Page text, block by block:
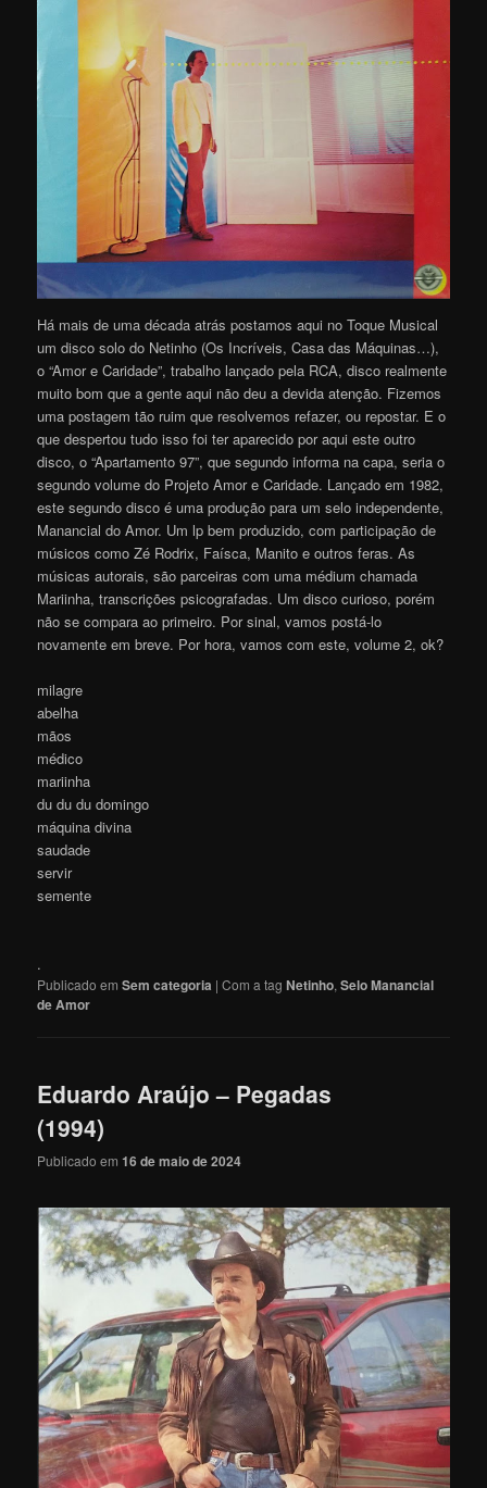
Há mais de uma década atrás postamos aqui no Toque Musical
um disco solo do Netinho (Os Incríveis, Casa das Máquinas…),
o “Amor e Caridade”, trabalho lançado pela RCA, disco realmente
muito bom que a gente aqui não deu a devida atenção. Fizemos
uma postagem tão ruim que resolvemos refazer, ou repostar. E o
que despertou tudo isso foi ter aparecido por aqui este outro
disco, o “Apartamento 97”, que segundo informa na capa, seria o
segundo volume do Projeto Amor e Caridade. Lançado em 1982,
este segundo disco é uma produção para um selo independente,
Manancial do Amor. Um lp bem produzido, com participação de
músicos como Zé Rodrix, Faísca, Manito e outros feras. As
músicas autorais, são parceiras com uma médium chamada
Mariinha, transcrições psicografadas. Um disco curioso, porém
não se compara ao primeiro. Por sinal, vamos postá-lo
novamente em breve. Por hora, vamos com este, volume 2, ok?
milagre
abelha
mãos
médico
mariinha
du du du domingo
máquina divina
saudade
servir
semente
.
Publicado em Sem categoria |Com a tagNetinho,Selo Manancial
de Amor
Eduardo Araújo – Pegadas
(1994)
Publicado em16 de maio de 2024